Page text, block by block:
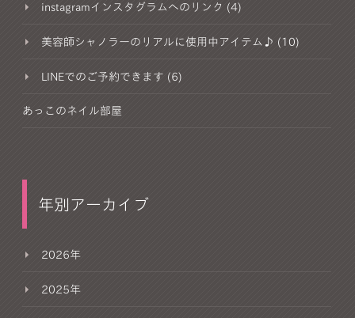
instagramインスタグラムへのリンク (4)
美容師シャノラーのリアルに使用中アイテム♪ (10)
LINEでのご予約できます (6)
あっこのネイル部屋
年別アーカイブ
2026年
2025年